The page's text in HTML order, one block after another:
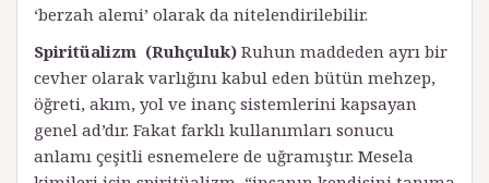
‘berzah alemi’ olarak da nitelendirilebilir.
Spiritüalizm (Ruhçuluk) Ruhun maddeden ayrı bir
cevher olarak varlığını kabul eden bütün mehzep,
öğreti, akım, yol ve inanç sistemlerini kapsayan
genel ad’dır. Fakat farklı kullanımları sonucu
anlamı çeşitli esnemelere de uğramıştır. Mesela